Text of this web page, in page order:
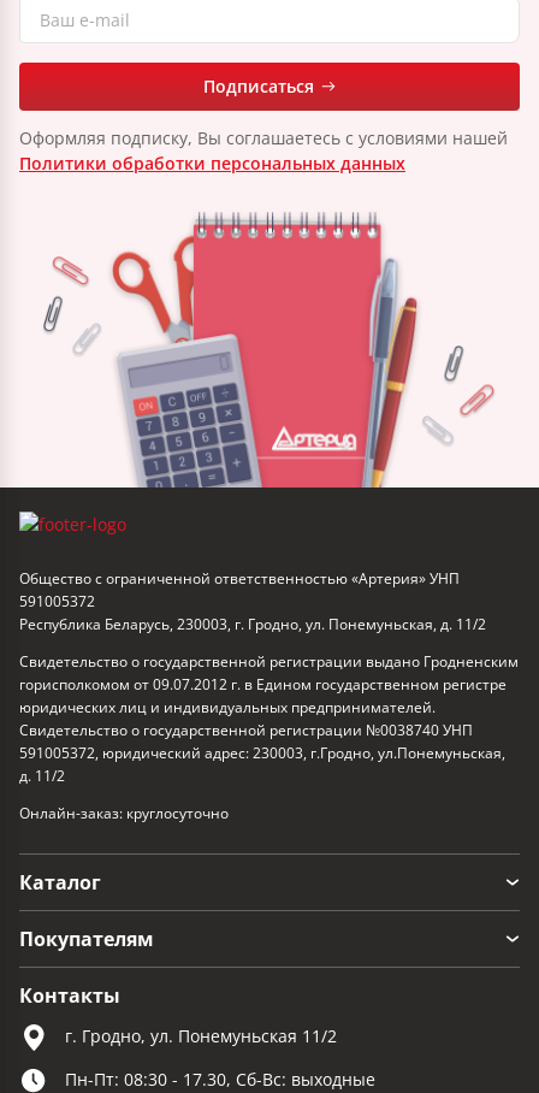
Подписаться
Оформляя подписку, Вы соглашаетесь с условиями нашей
Политики обработки персональных данных
Общество с ограниченной ответственностью «Артерия» УНП
591005372
Республика Беларусь, 230003, г. Гродно, ул. Понемуньская, д. 11/2
Свидетельство о государственной регистрации выдано Гродненским
горисполкомом от 09.07.2012 г. в Едином государственном регистре
юридических лиц и индивидуальных предпринимателей.
Свидетельство о государственной регистрации №0038740 УНП
591005372, юридический адрес: 230003, г.Гродно, ул.Понемуньская,
д. 11/2
Онлайн-заказ: круглосуточно
Каталог
Покупателям
Контакты
г. Гродно, ул. Понемуньская 11/2
Пн-Пт: 08:30 - 17.30, Сб-Вс: выходные